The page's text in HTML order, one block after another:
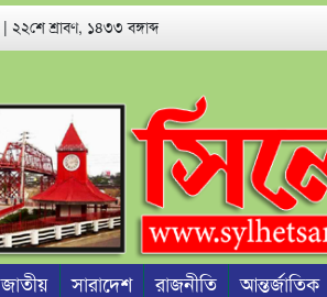
| ২২শে শ্রাবণ, ১৪৩৩ বঙ্গাব্দ
জাতীয় সারাদেশ রাজনীতি আন্তর্জাতিক